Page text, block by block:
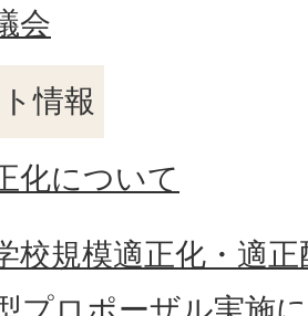
会
情報
化について
校規模適正化・適